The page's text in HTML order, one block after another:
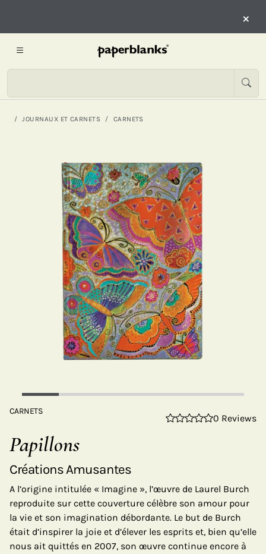
×
JOURNAUX ET CARNETS CARNETS
CARNETS
0 Reviews
Papillons
Créations Amusantes
A l’origine intitulée « Imagine », l’œuvre de Laurel Burch
reproduite sur cette couverture célèbre son amour pour
la vie et son imagination débordante. Le but de Burch
était d’inspirer la joie et d’élever les esprits et, bien qu’elle
nous ait quittés en 2007, son œuvre continue encore à